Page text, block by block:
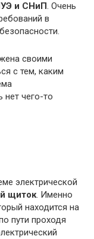
и СНиП. Очень
в
своими
с тем, каким
нет чего-то
электрической
щиток. Именно
находится на
пути проходя